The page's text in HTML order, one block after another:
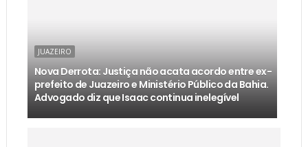
JUAZEIRO
Nova Derrota: Justiça não acata acordo entre ex-
prefeito de Juazeiro e Ministério Público da Bahia.
Advogado diz que Isaac continua inelegível